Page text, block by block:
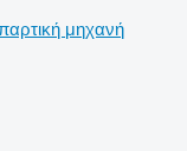
μηχανή